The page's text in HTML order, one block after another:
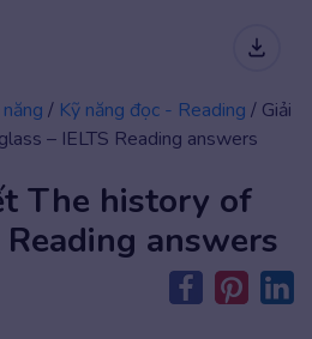
/ Kỹ năng đọc - Reading / Giải
– IELTS Reading answers
The history of
Reading answers